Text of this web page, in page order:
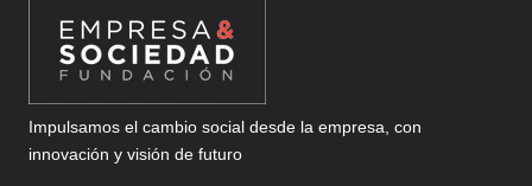
Impulsamos el cambio social desde la empresa, con
innovación y visión de futuro